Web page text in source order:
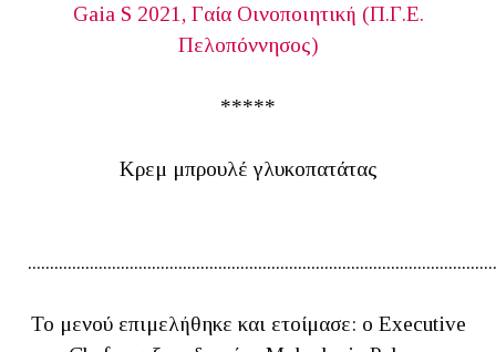
Gaia S 2021, Γαία Οινοποιητική (Π.Γ.Ε.
Πελοπόννησος)
*****
Κρεμ μπρουλέ γλυκοπατάτας
Το μενού επιμελήθηκε και ετοίμασε: ο Executive